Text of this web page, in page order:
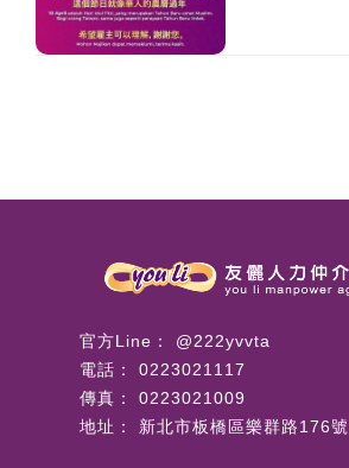
@222yvvta
0223021117
0223021009
新北市板橋區樂群路176號